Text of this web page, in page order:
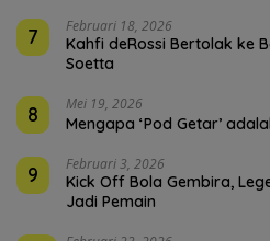
7 Februari 18, 2026
Kahfi deRossi Bertolak ke
Soetta
8 Mei 19, 2026
Mengapa ‘Pod Getar’
9 Februari 3, 2026
Kick Off Bola Gembira,
Jadi Pemain